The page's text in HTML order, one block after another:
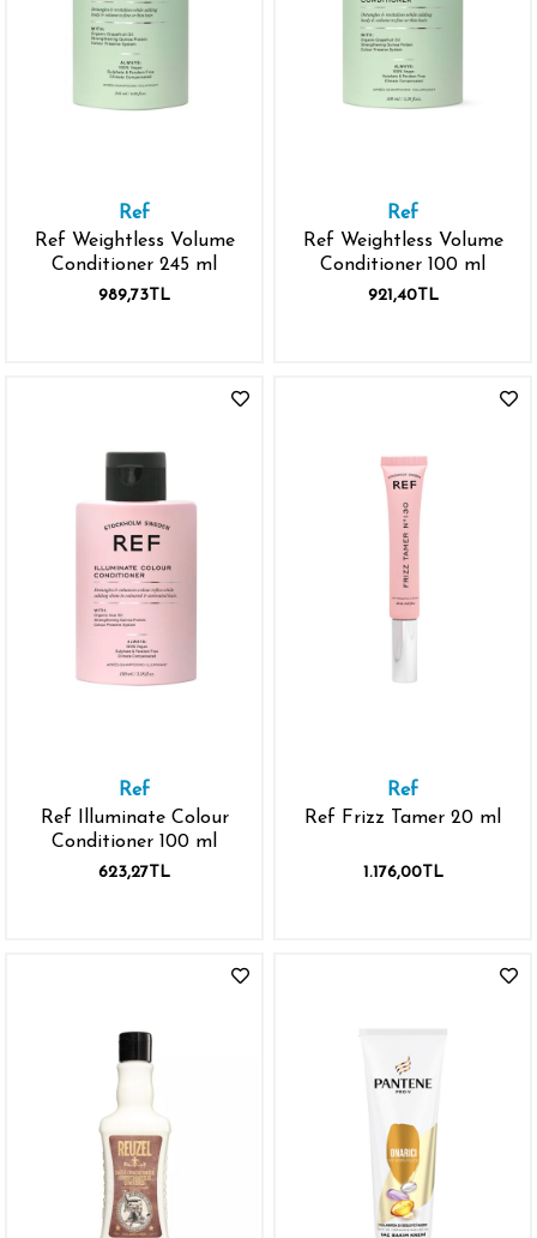
Ref
Ref Weightless Volume
Conditioner 245 ml
989,73TL
Ref
Ref Weightless Volume
Conditioner 100 ml
921,40TL
Ref
Ref Illuminate Colour
Conditioner 100 ml
623,27TL
Ref
Ref Frizz Tamer 20 ml
1.176,00TL